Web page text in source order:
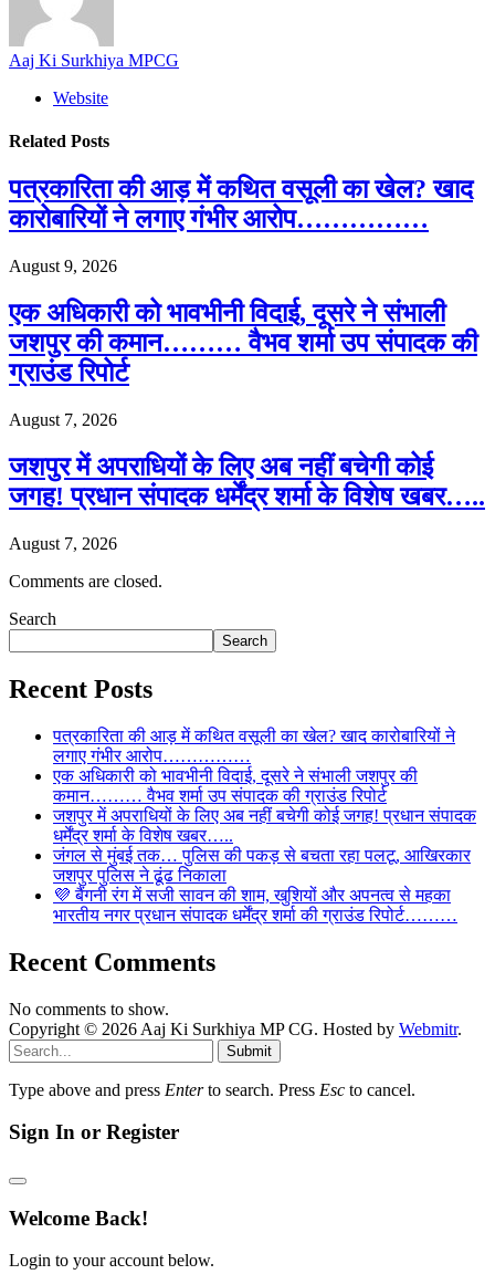
Aaj Ki Surkhiya MPCG
Website
Related Posts
पत्रकारिता की आड़ में कथित वसूली का खेल? खाद
कारोबारियों ने लगाए गंभीर आरोप……………
August 9, 2026
एक अधिकारी को भावभीनी विदाई, दूसरे ने संभाली
जशपुर की कमान……… वैभव शर्मा उप संपादक की
ग्राउंड रिपोर्ट
August 7, 2026
जशपुर में अपराधियों के लिए अब नहीं बचेगी कोई
जगह! प्रधान संपादक धर्मेंद्र शर्मा के विशेष खबर…..
August 7, 2026
Comments are closed.
Search
Search
Recent Posts
पत्रकारिता की आड़ में कथित वसूली का खेल? खाद कारोबारियों ने
लगाए गंभीर आरोप……………
एक अधिकारी को भावभीनी विदाई, दूसरे ने संभाली जशपुर की
कमान……… वैभव शर्मा उप संपादक की ग्राउंड रिपोर्ट
जशपुर में अपराधियों के लिए अब नहीं बचेगी कोई जगह! प्रधान संपादक
धर्मेंद्र शर्मा के विशेष खबर…..
जंगल से मुंबई तक… पुलिस की पकड़ से बचता रहा पलटू, आखिरकार
जशपुर पुलिस ने ढूंढ निकाला
💜 बैंगनी रंग में सजी सावन की शाम, खुशियों और अपनत्व से महका
भारतीय नगर प्रधान संपादक धर्मेंद्र शर्मा की ग्राउंड रिपोर्ट………
Recent Comments
No comments to show.
Copyright © 2026 Aaj Ki Surkhiya MP CG. Hosted by Webmitr.
Submit
Type above and press Enterto search. Press Esc to cancel.
Sign In or Register
Welcome Back!
Login to your account below.